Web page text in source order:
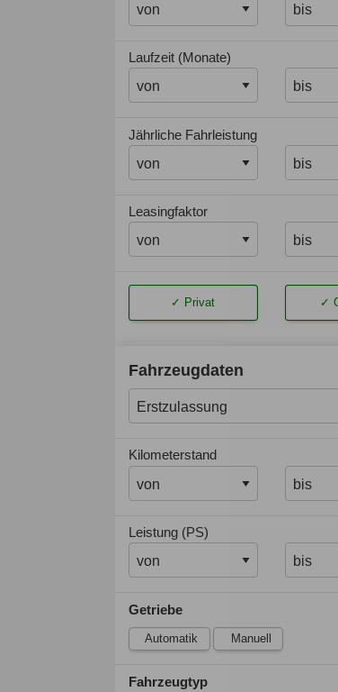
Laufzeit (Monate)
Jährliche Fahrleistung
Leasingfaktor
Privat
Fahrzeugdaten
Kilometerstand
Leistung (PS)
Getriebe
Automatik Manuell
Fahrzeugtyp